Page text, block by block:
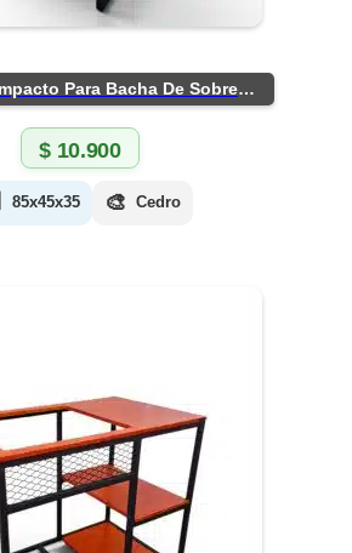
Vanitorio Compacto Para Bacha De Sobreponer
$10.900
85x45x35 🎨 Cedro